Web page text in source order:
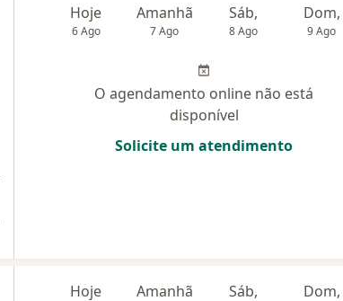
Hoje
6 Ago
Amanhã
7 Ago
Sáb,
8 Ago
Dom,
9 Ago
O agendamento online não está
disponível
Solicite um atendimento
Hoje Amanhã Sáb, Dom,